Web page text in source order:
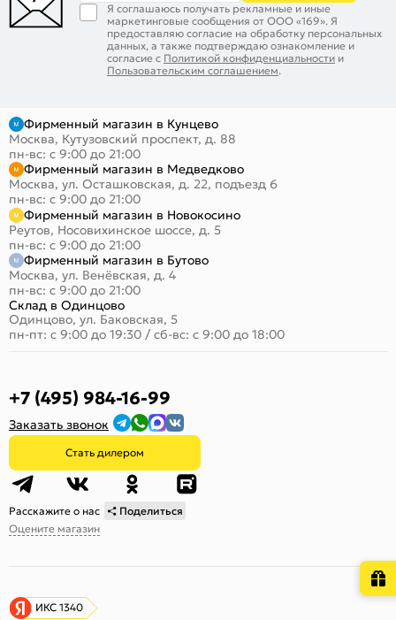
Я соглашаюсь получать рекламные и иные
маркетинговые сообщения от ООО «169». Я
предоставляю согласие на обработку персональных
данных, а также подтверждаю ознакомление и
согласие с Политикой конфиденциальности и
Пользовательским соглашением.
Фирменный магазин в Кунцево
Москва, Кутузовский проспект, д. 88
пн-вс: с 9:00 до 21:00
Фирменный магазин в Медведково
Москва, ул. Осташковская, д. 22, подъезд 6
пн-вс: с 9:00 до 21:00
Фирменный магазин в Новокосино
Реутов, Носовихинское шоссе, д. 5
пн-вс: с 9:00 до 21:00
Фирменный магазин в Бутово
Москва, ул. Венёвская, д. 4
пн-вс: с 9:00 до 21:00
Склад в Одинцово
Одинцово, ул. Баковская, 5
пн-пт: с 9:00 до 19:30 / сб-вс: с 9:00 до 18:00
+7 (495) 984-16-99
Заказать звонок
Стать дилером
Расскажите о нас
Поделиться
Оцените магазин
ИКС 1340